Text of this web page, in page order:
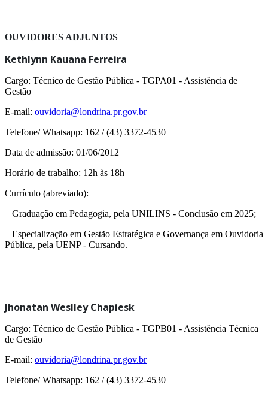
OUVIDORES ADJUNTOS
Kethlynn Kauana Ferreira
Cargo: Técnico de Gestão Pública - TGPA01 - Assistência de
Gestão
E-mail: ouvidoria@londrina.pr.gov.br
Telefone/ Whatsapp: 162 / (43) 3372-4530
Data de admissão: 01/06/2012
Horário de trabalho: 12h às 18h
Currículo (abreviado):
Graduação em Pedagogia, pela UNILINS - Conclusão em 2025;
Especialização em Gestão Estratégica e Governança em Ouvidoria
Pública, pela UENP - Cursando.
Jhonatan Weslley Chapiesk
Cargo: Técnico de Gestão Pública - TGPB01 - Assistência Técnica
de Gestão
E-mail: ouvidoria@londrina.pr.gov.br
Telefone/ Whatsapp: 162 / (43) 3372-4530